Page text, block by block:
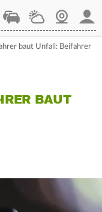
StaupilotWetterWebcam
baut Unfall: Beifahrer
BAUT